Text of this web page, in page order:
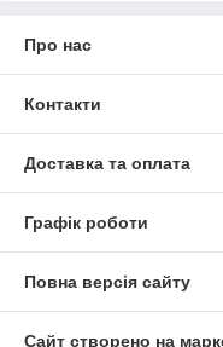
Про нас
Контакти
Доставка та оплата
Графік роботи
Повна версія сайту
Сайт створено на